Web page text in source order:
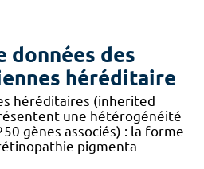
données des
héréditaire
héréditaires (inherited
une hétérogénéité
gènes associés) : la forme
pigmenta